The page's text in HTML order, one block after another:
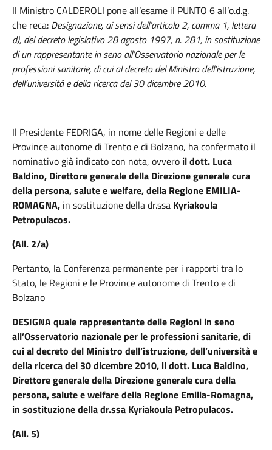
Il Ministro CALDEROLI pone all’esame il PUNTO 6 all’o.d.g.
che reca: Designazione, ai sensi dell’articolo 2, comma 1, lettera
d), del decreto legislativo 28 agosto 1997, n. 281, in sostituzione
di un rappresentante in seno all’Osservatorio nazionale per le
professioni sanitarie, di cui al decreto del Ministro dell’istruzione,
dell’università e della ricerca del 30 dicembre 2010.
Il Presidente FEDRIGA, in nome delle Regioni e delle
Province autonome di Trento e di Bolzano, ha confermato il
nominativo già indicato con nota, ovvero il dott. Luca
Baldino, Direttore generale della Direzione generale cura
della persona, salute e welfare, della Regione EMILIA-
ROMAGNA, in sostituzione della dr.ssa Kyriakoula
Petropulacos.
(All. 2/a)
Pertanto, la Conferenza permanente per i rapporti tra lo
Stato, le Regioni e le Province autonome di Trento e di
Bolzano
DESIGNA quale rappresentante delle Regioni in seno
all’Osservatorio nazionale per le professioni sanitarie, di
cui al decreto del Ministro dell’istruzione, dell’università e
della ricerca del 30 dicembre 2010, il dott. Luca Baldino,
Direttore generale della Direzione generale cura della
persona, salute e welfare della Regione Emilia-Romagna,
in sostituzione della dr.ssa Kyriakoula Petropulacos.
(All. 5)